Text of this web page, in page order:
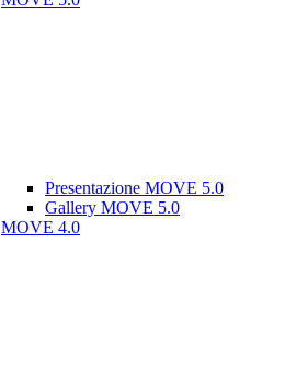
Presentazione MOVE 5.0
Gallery MOVE 5.0
MOVE 4.0